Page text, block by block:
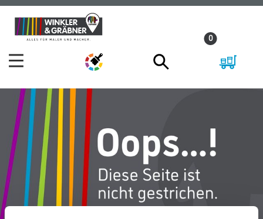
Zum
Inhalt
Zum
Navigationsmenü
0